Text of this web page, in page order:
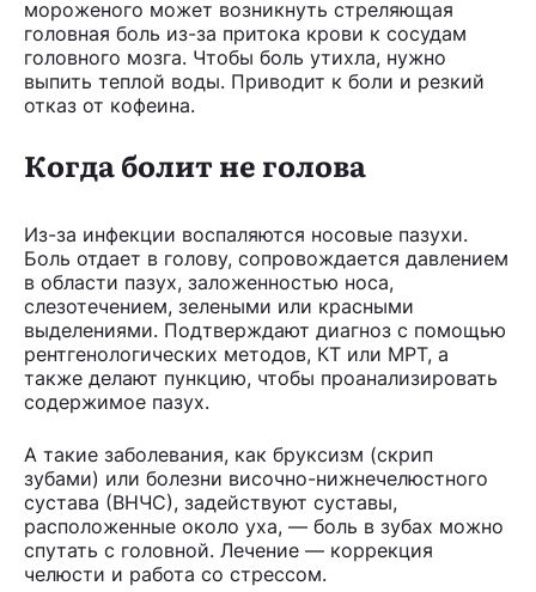
мороженого может возникнуть стреляющая
головная боль из-за притока крови к сосудам
головного мозга. Чтобы боль утихла, нужно
выпить теплой воды. Приводит к боли и резкий
отказ от кофеина.
Когда болит не голова
Из-за инфекции воспаляются носовые пазухи.
Боль отдает в голову, сопровождается давлением
в области пазух, заложенностью носа,
слезотечением, зелеными или красными
выделениями. Подтверждают диагноз с помощью
рентгенологических методов, КТ или МРТ, а
также делают пункцию, чтобы проанализировать
содержимое пазух.
А такие заболевания, как бруксизм (скрип
зубами) или болезни височно-нижнечелюстного
сустава (ВНЧС), задействуют суставы,
расположенные около уха, — боль в зубах можно
спутать с головной. Лечение — коррекция
челюсти и работа со стрессом.